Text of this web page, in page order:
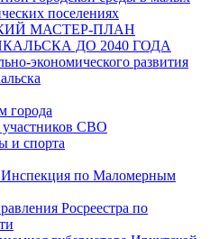
поселениях
МАСТЕР-ПЛАН
ДО 2040 ГОДА
экономического развития
города
СВО
и спорта
Инспекция по Маломерным
Росреестра по